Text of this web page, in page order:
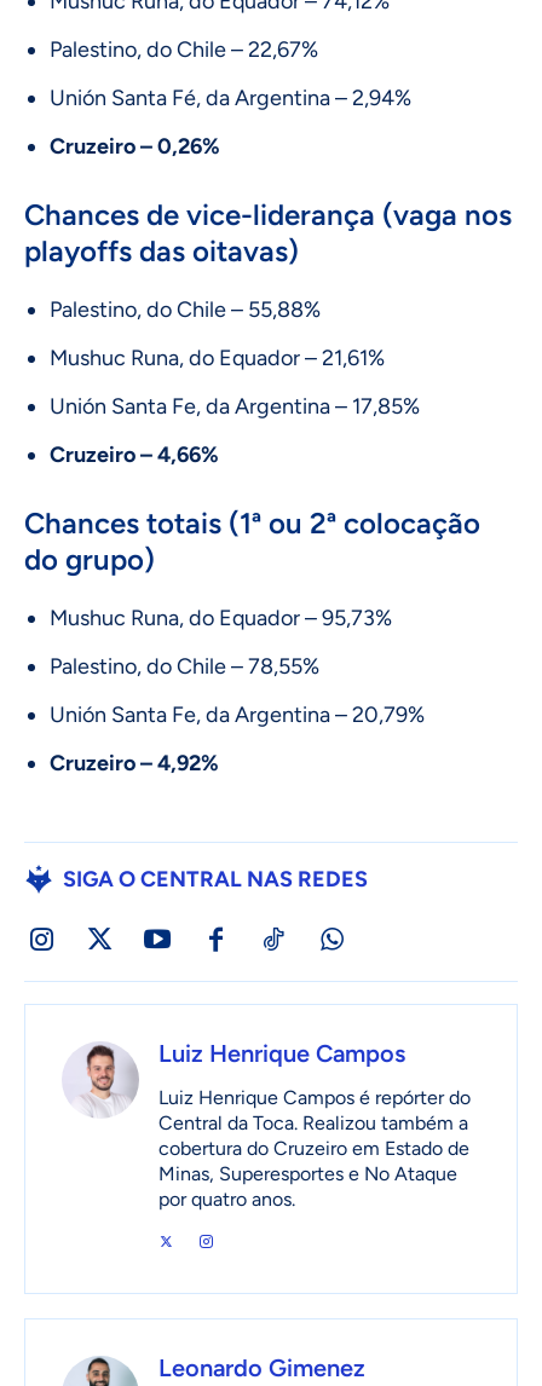
Palestino, do Chile – 22,67%
Unión Santa Fé, da Argentina – 2,94%
Cruzeiro – 0,26%
Chances de vice-liderança (vaga nos
playoffs das oitavas)
Palestino, do Chile – 55,88%
Mushuc Runa, do Equador – 21,61%
Unión Santa Fe, da Argentina – 17,85%
Cruzeiro – 4,66%
Chances totais (1ª ou 2ª colocação
do grupo)
Mushuc Runa, do Equador – 95,73%
Palestino, do Chile – 78,55%
Unión Santa Fe, da Argentina – 20,79%
Cruzeiro – 4,92%
SIGA O CENTRAL NAS REDES
Luiz Henrique Campos
Luiz Henrique Campos é repórter do
Central da Toca. Realizou também a
cobertura do Cruzeiro em Estado de
Minas, Superesportes e No Ataque
por quatro anos.
Leonardo Gimenez